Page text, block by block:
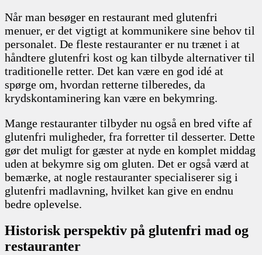
Når man besøger en restaurant med glutenfri
menuer, er det vigtigt at kommunikere sine behov til
personalet. De fleste restauranter er nu trænet i at
håndtere glutenfri kost og kan tilbyde alternativer til
traditionelle retter. Det kan være en god idé at
spørge om, hvordan retterne tilberedes, da
krydskontaminering kan være en bekymring.
Mange restauranter tilbyder nu også en bred vifte af
glutenfri muligheder, fra forretter til desserter. Dette
gør det muligt for gæster at nyde en komplet middag
uden at bekymre sig om gluten. Det er også værd at
bemærke, at nogle restauranter specialiserer sig i
glutenfri madlavning, hvilket kan give en endnu
bedre oplevelse.
Historisk perspektiv på glutenfri mad og
restauranter